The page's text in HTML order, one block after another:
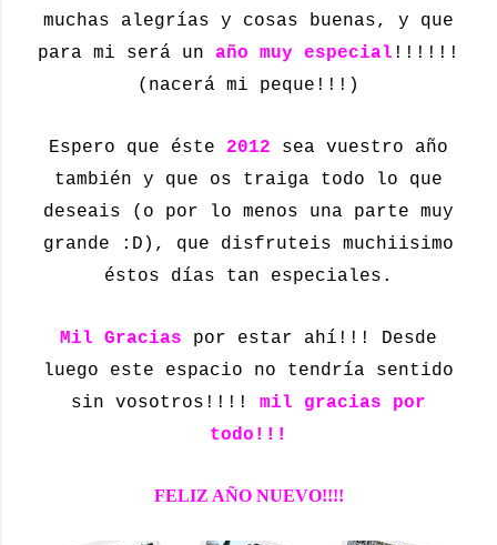
muchas alegrías y cosas buenas, y que
para mi será un año muy especial !!!!!!
(nacerá mi peque!!!)
Espero que éste 2012 sea vuestro año
también y que os traiga todo lo que
deseais (o por lo menos una parte muy
grande :D), que disfruteis muchiisimo
éstos días tan especiales.
Mil Gracias por estar ahí!!! Desde
luego este espacio no tendría sentido
sin vosotros!!!! mil gracias por
todo!!!
FELIZ AÑO NUEVO!!!!